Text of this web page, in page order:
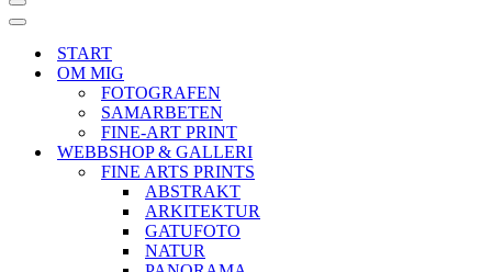
Navigeringsmeny
Navigeringsmeny
START
OM MIG
FOTOGRAFEN
SAMARBETEN
FINE-ART PRINT
WEBBSHOP & GALLERI
FINE ARTS PRINTS
ABSTRAKT
ARKITEKTUR
GATUFOTO
NATUR